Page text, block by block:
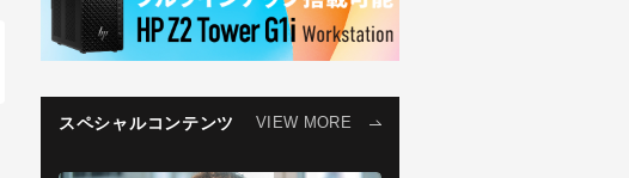
スペシャルコンテンツ VIEW MORE